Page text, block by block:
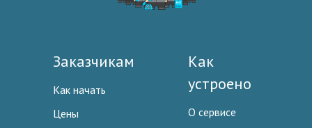
Заказчикам
Как начать
Цены
Как
устроено
О сервисе